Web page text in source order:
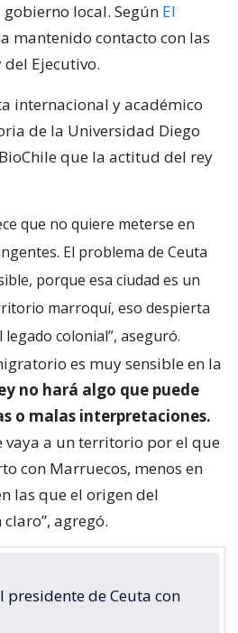
local. Según El
mantenido contacto con las
Ejecutivo.
internacional y académico
de la Universidad Diego
que la actitud del rey
que no quiere meterse en
El problema de Ceuta
porque esa ciudad es un
marroquí, eso despierta
colonial”, aseguró.
es muy sensible en la
no hará algo que puede
o malas interpretaciones.
vaya a un territorio por el que
con Marruecos, menos en
las que el origen del
agregó.
presidente de Ceuta con